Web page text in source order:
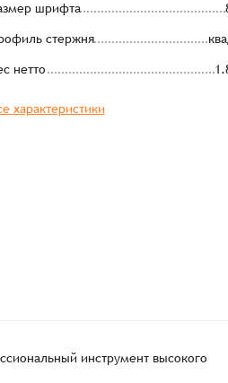
шрифта
стержня
нетто
характеристики
инструмент высокого